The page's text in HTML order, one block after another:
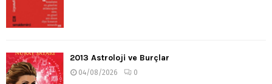
2013 Astroloji ve Burçlar
04/08/2026 0